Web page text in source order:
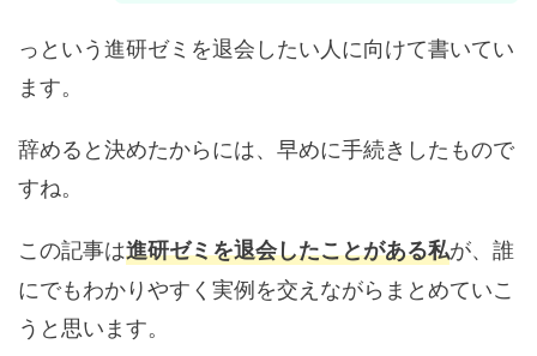
っという進研ゼミを退会したい人に向けて書いてい
ます。
辞めると決めたからには、早めに手続きしたもので
すね。
この記事は進研ゼミを退会したことがある私が、誰
にでもわかりやすく実例を交えながらまとめていこ
うと思います。